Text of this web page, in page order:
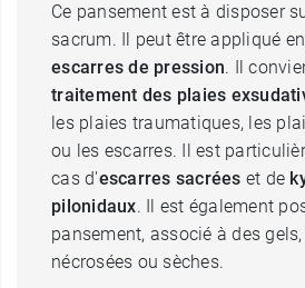
Ce pansement est à disposer
sacrum. Il peut être appliqué en
escarres de pression. Il
traitement des plaies
les plaies traumatiques, les
ou les escarres. Il est
cas d'escarres sacrées et de
pilonidaux. Il est également
pansement, associé à des
nécrosées ou sèches.